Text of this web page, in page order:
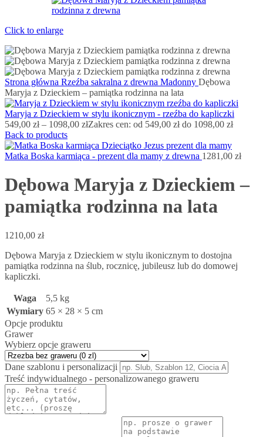
Click to enlarge
Strona główna Rzeźba sakralna z drewna Madonny Dębowa
Maryja z Dzieckiem – pamiątka rodzinna na lata
Maryja z Dzieckiem w stylu ikonicznym - rzeźba do kapliczki
549,00 zł – 1098,00 złZakres cen: od 549,00 zł do 1098,00 zł
Back to products
Matka Boska karmiąca - prezent dla mamy z drewna 1281,00 zł
Dębowa Maryja z Dzieckiem –
pamiątka rodzinna na lata
1210,00 zł
Dębowa Maryja z Dzieckiem w stylu ikonicznym to dostojna
pamiątka rodzinna na ślub, rocznicę, jubileusz lub do domowej
kapliczki.
Waga
5,5 kg
Wymiary 65 × 28 × 5 cm
Opcje produktu
Grawer
Wybierz opcje graweru
Dane szablonu i personalizacji
Treść indywidualnego - personalizowanego graweru